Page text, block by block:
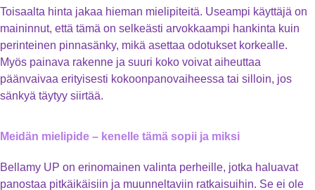
Toisaalta hinta jakaa hieman mielipiteitä. Useampi käyttäjä on
maininnut, että tämä on selkeästi arvokkaampi hankinta kuin
perinteinen pinnasänky, mikä asettaa odotukset korkealle.
Myös painava rakenne ja suuri koko voivat aiheuttaa
päänvaivaa erityisesti kokoonpanovaiheessa tai silloin, jos
sänkyä täytyy siirtää.
Meidän mielipide – kenelle tämä sopii ja miksi
Bellamy UP on erinomainen valinta perheille, jotka haluavat
panostaa pitkäikäisiin ja muunneltaviin ratkaisuihin. Se ei ole